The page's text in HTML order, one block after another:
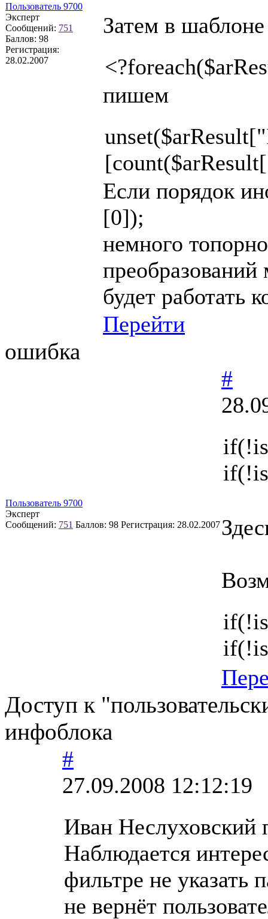
Пользователь 9700
Эксперт
Сообщений: 751
Баллов: 98
Регистрация:
28.02.2007
Затем в
пишем
Если порядок
[0]);
немного
преобразований
будет работать
Перейти
ошибка
Пользователь 9700
Эксперт
Сообщений: 751 Баллов: 98 Регистрация: 28.02.2007
#
Доступ к
инфоблока
#
27.09.2008 12:12:19
Иван Неслуховский
Наблюдается
фильтре не
не вернёт